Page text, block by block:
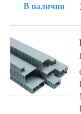
В наличии